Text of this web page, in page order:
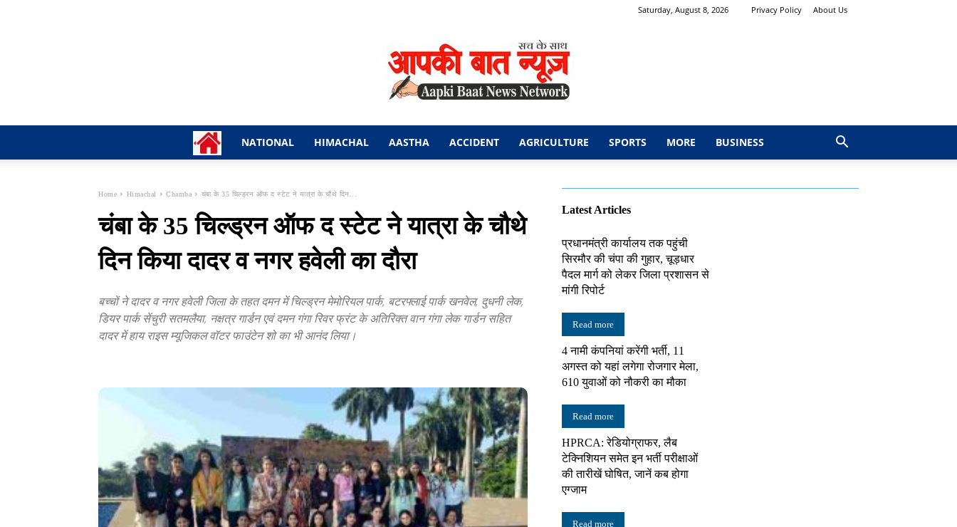
Saturday, August 8, 2026 Privacy Policy About Us
नेटवर्क
NATIONAL HIMACHAL AASTHA ACCIDENT AGRICULTURE SPORTS MORE BUSINESS
Home Himachal Chamba चंबा के 35 चिल्ड्रन ऑफ द स्टेट ने यात्रा के चौथे दिन...
चंबा के 35 चिल्ड्रन ऑफ द स्टेट ने यात्रा के चौथे
दिन किया दादर व नगर हवेली का दौरा
बच्चों ने दादर व नगर हवेली जिला के तहत दमन में चिल्ड्रन मेमोरियल पार्क, बटरफ्लाई पार्क खनवेल, दुधनी लेक,
डियर पार्क सेंचुरी सतमलैया, नक्षत्र गार्डन एवं दमन गंगा रिवर फ्रंट के अतिरिक्त वान गंगा लेक गार्डन सहित
दादर में हाय राइस म्यूजिकल वॉटर फाउंटेन शो का भी आनंद लिया।
Latest Articles
प्रधानमंत्री कार्यालय तक पहुंची
सिरमौर की चंपा की गुहार, चूड़धार
पैदल मार्ग को लेकर जिला प्रशासन से
मांगी रिपोर्ट
Read more
4 नामी कंपनियां करेंगी भर्ती, 11
अगस्त को यहां लगेगा रोजगार मेला,
610 युवाओं को नौकरी का मौका
Read more
HPRCA: रेडियोग्राफर, लैब
टेक्निशियन समेत इन भर्ती परीक्षाओं
की तारीखें घोषित, जानें कब होगा
एग्जाम
Read more